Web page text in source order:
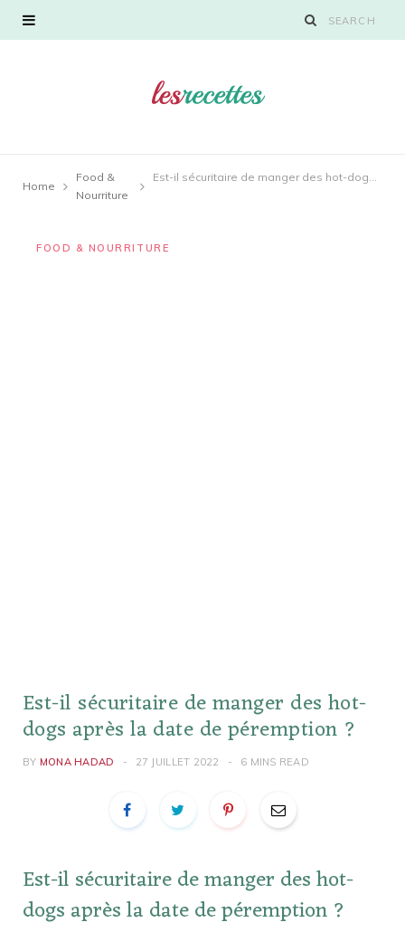
Home
Food &
Nourriture
Est-il sécuritaire de manger des hot-dogs après la date de péremption ?
FOOD & NOURRITURE
Est-il sécuritaire de manger des hot-
dogs après la date de péremption ?
BY MONA HADAD 27 JUILLET 2022 6 MINS READ
Est-il sécuritaire de manger des hot-
dogs après la date de péremption ?